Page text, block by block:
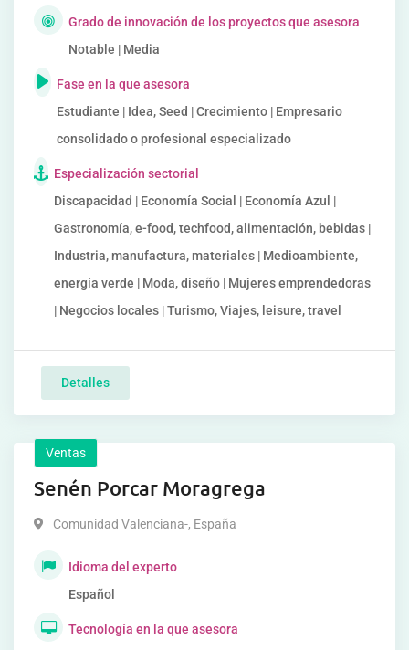
Grado de innovación de los proyectos que asesora
Notable | Media
Fase en la que asesora
Estudiante | Idea, Seed | Crecimiento | Empresario
consolidado o profesional especializado
Especialización sectorial
Discapacidad | Economía Social | Economía Azul |
Gastronomía, e-food, techfood, alimentación, bebidas |
Industria, manufactura, materiales | Medioambiente,
energía verde | Moda, diseño | Mujeres emprendedoras
| Negocios locales | Turismo, Viajes, leisure, travel
Detalles
Ventas
Senén Porcar Moragrega
Comunidad Valenciana-, España
Idioma del experto
Español
Tecnología en la que asesora